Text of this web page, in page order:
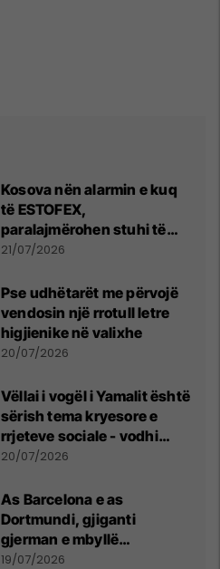
Kosova nën alarmin e kuq
të ESTOFEX,
paralajmërohen stuhi të
fuqishme me breshër dhe
21/07/2026
Pse udhëtarët me përvojë
vendosin një rrotull letre
higjienike në valixhe
20/07/2026
Vëllai i vogël i Yamalit është
sërish tema kryesore e
rrjeteve sociale - vodhi
vëmendjen pas finales së
20/07/2026
As Barcelona e as
Dortmundi, gjiganti
gjerman e mbyllë
marrëveshjen për Fisnik
19/07/2026